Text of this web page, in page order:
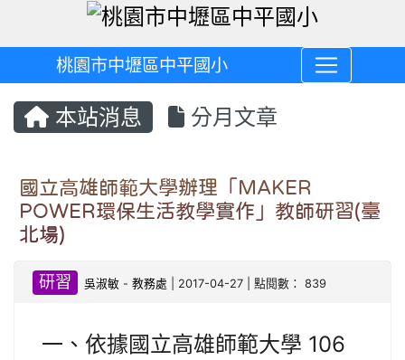
桃園市中壢區中平國小
本站消息 分月文章
國立高雄師範大學辦理「MAKER
POWER環保生活教學實作」教師研習(臺
北場)
研習 吳淑敏 -教務處 | 2017-04-27 | 點閱數： 839
一、依據國立高雄師範大學 106